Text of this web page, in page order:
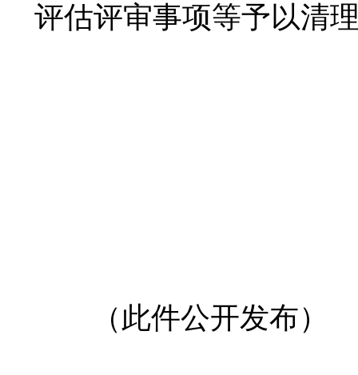
评估评审事项等予以清
（此件公开发布）